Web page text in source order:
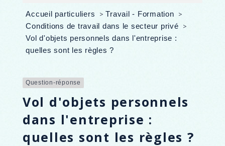
Accueil particuliers > Travail - Formation >
Conditions de travail dans le secteur privé >
Vol d'objets personnels dans l'entreprise :
quelles sont les règles ?
Question-réponse
Vol d'objets personnels
dans l'entreprise :
quelles sont les règles ?